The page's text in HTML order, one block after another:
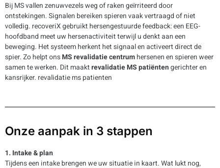
Bij MS vallen zenuwvezels weg of raken geïrriteerd door
ontstekingen. Signalen bereiken spieren vaak vertraagd of niet
volledig. recoveriX gebruikt hersengestuurde feedback: een EEG-
hoofdband meet uw hersenactiviteit terwijl u denkt aan een
beweging. Het systeem herkent het signaal en activeert direct de
spier. Zo helpt onsMS revalidatie centrumhersenen en spieren weer
samen te werken. Dit maaktrevalidatie MS patiëntengerichter en
kansrijker. revalidatie ms patienten
Onze aanpak in 3 stappen
1. Intake & plan
Tijdens een intake brengen we uw situatie in kaart. Wat lukt nog,